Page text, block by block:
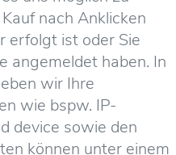
nach Anklicken
erfolgt ist oder Sie
angemeldet haben. In
wir Ihre
wie bspw. IP-
device sowie den
können unter einem